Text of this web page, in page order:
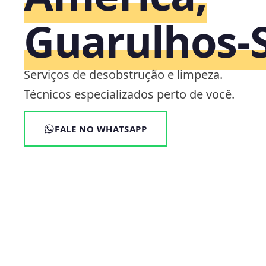
Serviços de desobstrução e limpeza.
Técnicos especializados perto de você.
FALE NO WHATSAPP